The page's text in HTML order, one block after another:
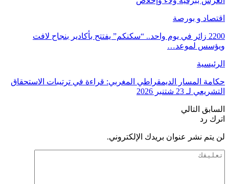
اقتصاد و بورصة
2200 زائر في يوم واحد.. “سكنكم” يفتتح بأكادير بنجاح لافت
ويؤسس لموعد…
الرئيسية
حكامة المسار الديمقراطي المغربي: قراءة في ترتيبات الاستحقاق
التشريعي لـ 23 شتنبر 2026
السابق التالي
اترك رد
لن يتم نشر عنوان بريدك الإلكتروني.